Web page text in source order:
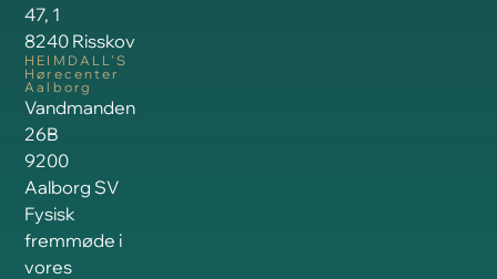
47, 1
8240 Risskov
HEIMDALL’S
Hørecenter
Aalborg
Vandmanden
26B
9200
Aalborg SV
Fysisk
fremmøde i
vores